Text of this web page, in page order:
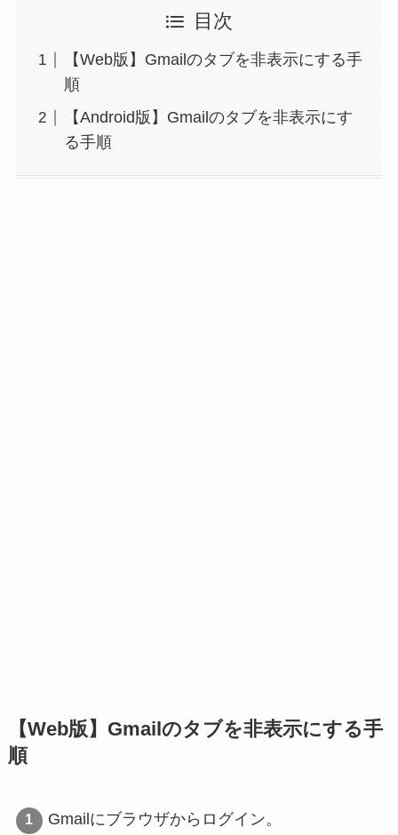
目次
【Web版】Gmailのタブを非表示にする手
順
【Android版】Gmailのタブを非表示にす
る手順
【Web版】Gmailのタブを非表示にする手
順
Gmailにブラウザからログイン。